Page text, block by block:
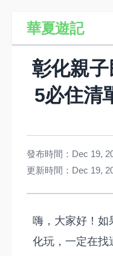
華夏遊記
彰化親
5必住清
發布時間：Dec 19,
更新時間：Dec 19,
嗨，大家好！如
化玩，一定在找